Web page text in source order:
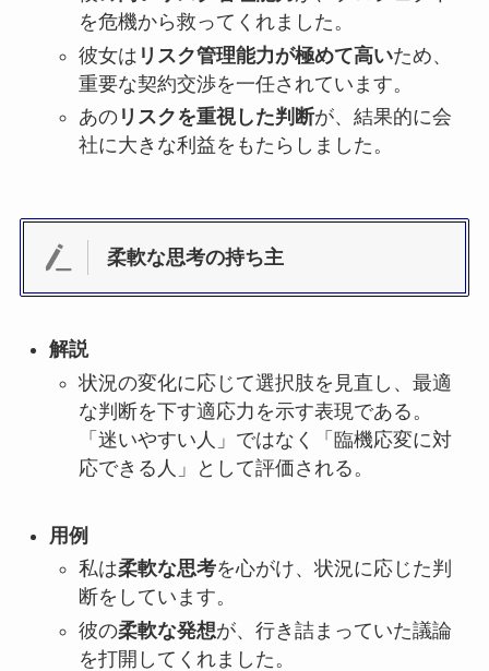
を危機から救ってくれました。
彼女は リスク管理能力が極めて高いため、
重要な契約交渉を一任されています。
あのリスクを重視した判断が、結果的に会
社に大きな利益をもたらしました。
柔軟な思考の持ち主
解説
状況の変化に応じて選択肢を見直し、最適
な判断を下す適応力を示す表現である。
「迷いやすい人」ではなく「臨機応変に対
応できる人」として評価される。
用例
私は柔軟な思考を心がけ、状況に応じた判
断をしています。
彼の柔軟な発想が、行き詰まっていた議論
を打開してくれました。